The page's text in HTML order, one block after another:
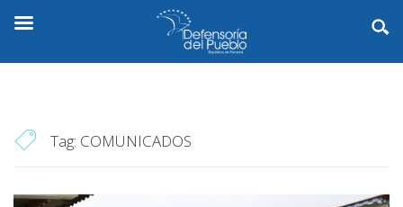
Tag: COMUNICADOS